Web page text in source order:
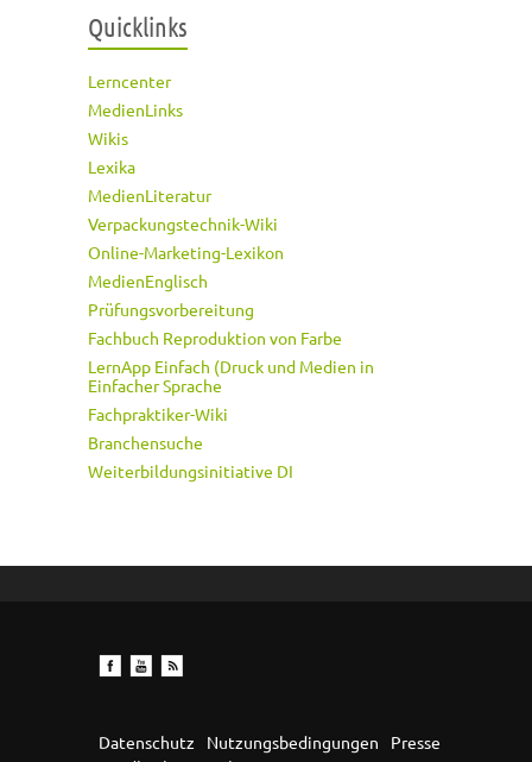
Quicklinks
Lerncenter
MedienLinks
Wikis
Lexika
MedienLiteratur
Verpackungstechnik-Wiki
Online-Marketing-Lexikon
MedienEnglisch
Prüfungsvorbereitung
Fachbuch Reproduktion von Farbe
LernApp Einfach (Druck und Medien in
Einfacher Sprache
Fachpraktiker-Wiki
Branchensuche
Weiterbildungsinitiative DI
Datenschutz Nutzungsbedingungen
Presse